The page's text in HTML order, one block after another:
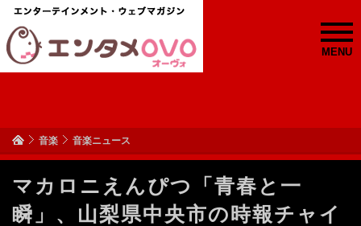
MENU
音楽 音楽ニュース
マカロニえんぴつ「青春と一
瞬」、山梨県中央市の時報チャイ